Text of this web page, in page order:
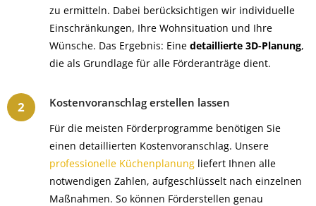
zu ermitteln. Dabei berücksichtigen wir individuelle
Einschränkungen, Ihre Wohnsituation und Ihre
Wünsche. Das Ergebnis: Eine detaillierte 3D-Planung,
die als Grundlage für alle Förderanträge dient.
Kostenvoranschlag erstellen lassen
Für die meisten Förderprogramme benötigen Sie
einen detaillierten Kostenvoranschlag. Unsere
professionelle Küchenplanung liefert Ihnen alle
notwendigen Zahlen, aufgeschlüsselt nach einzelnen
Maßnahmen. So können Förderstellen genau